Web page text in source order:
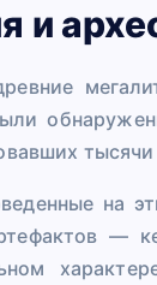
и
тысячи
на
—